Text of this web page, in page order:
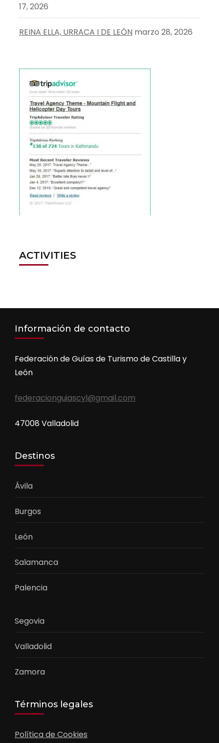
17, 2026
REINA ELLA, URRACA I DE LEÓN marzo 28, 2026
ACTIVITIES
Información de contacto
Federación de Guías de Turismo de Castilla y
León
federacionguiascyl@gmail.com
47008 Valladolid
Destinos
Ávila
Burgos
León
Salamanca
Palencia
Segovia
Valladolid
Zamora
Términos legales
Política de Cookies